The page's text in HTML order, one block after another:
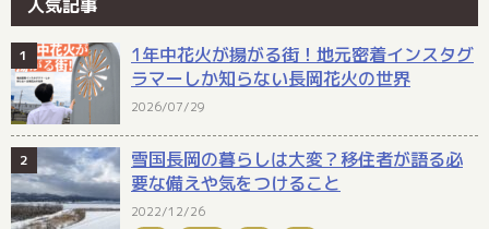
人気記事
1年中花火が揚がる街！地元密着インスタグ
ラマーしか知らない長岡花火の世界
2026/07/29
雪国長岡の暮らしは大変？移住者が語る必
要な備えや気をつけること
2022/12/26